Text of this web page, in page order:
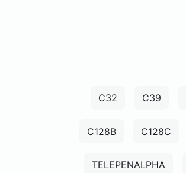
C32 C39
C128B C128C
TELEPENALPHA